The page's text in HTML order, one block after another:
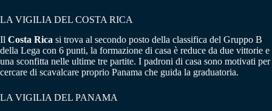
LA VIGILIA DEL COSTA RICA
Il Costa Rica si trova al secondo posto della classifica del Gruppo B
della Lega con 6 punti, la formazione di casa è reduce da due vittorie e
una sconfitta nelle ultime tre partite. I padroni di casa sono motivati per
cercare di scavalcare proprio Panama che guida la graduatoria.
LA VIGILIA DEL PANAMA